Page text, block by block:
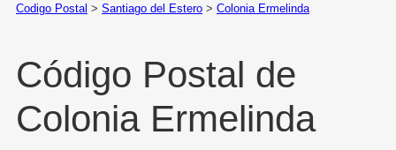
Codigo Postal > Santiago del Estero > Colonia Ermelinda
Código Postal de
Colonia Ermelinda